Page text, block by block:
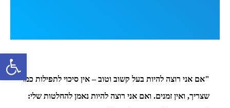
פתח
"אם אני רוצה להיות בעל קשוב וטוב – אין סיכוי לתפילות כמו
שצריך, ואין זמנים. ואם אני רוצה להיות נאמן להחלטות שלי: